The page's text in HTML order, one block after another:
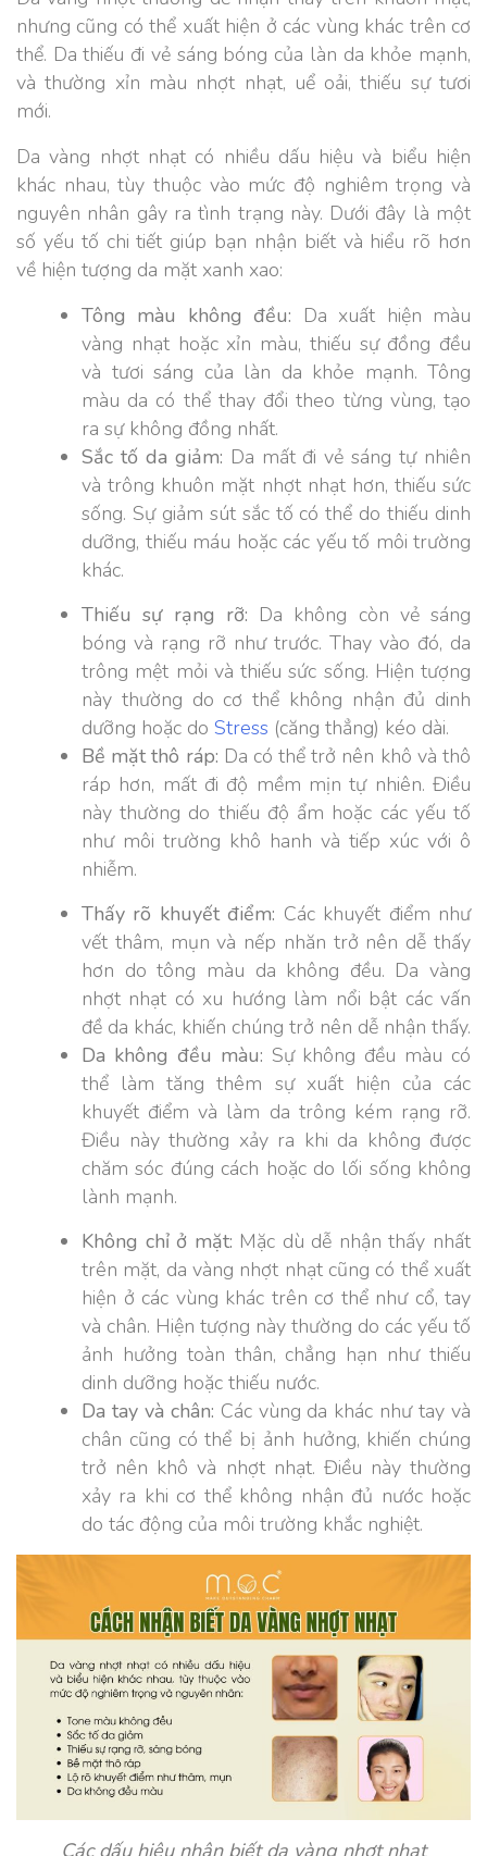
nhưng cũng có thể xuất hiện ở các vùng khác trên cơ
thể. Da thiếu đi vẻ sáng bóng của làn da khỏe mạnh,
và thường xỉn màu nhợt nhạt, uể oải, thiếu sự tươi
mới.
Da vàng nhợt nhạt có nhiều dấu hiệu và biểu hiện
khác nhau, tùy thuộc vào mức độ nghiêm trọng và
nguyên nhân gây ra tình trạng này. Dưới đây là một
số yếu tố chi tiết giúp bạn nhận biết và hiểu rõ hơn
về hiện tượng da mặt xanh xao:
Tông màu không đều: Da xuất hiện màu
vàng nhạt hoặc xỉn màu, thiếu sự đồng đều
và tươi sáng của làn da khỏe mạnh. Tông
màu da có thể thay đổi theo từng vùng, tạo
ra sự không đồng nhất.
Sắc tố da giảm: Da mất đi vẻ sáng tự nhiên
và trông khuôn mặt nhợt nhạt hơn, thiếu sức
sống. Sự giảm sút sắc tố có thể do thiếu dinh
dưỡng, thiếu máu hoặc các yếu tố môi trường
khác.
Thiếu sự rạng rỡ: Da không còn vẻ sáng
bóng và rạng rỡ như trước. Thay vào đó, da
trông mệt mỏi và thiếu sức sống. Hiện tượng
này thường do cơ thể không nhận đủ dinh
dưỡng hoặc do Stress (căng thẳng) kéo dài.
Bề mặt thô ráp: Da có thể trở nên khô và thô
ráp hơn, mất đi độ mềm mịn tự nhiên. Điều
này thường do thiếu độ ẩm hoặc các yếu tố
như môi trường khô hanh và tiếp xúc với ô
nhiễm.
Thấy rõ khuyết điểm: Các khuyết điểm như
vết thâm, mụn và nếp nhăn trở nên dễ thấy
hơn do tông màu da không đều. Da vàng
nhợt nhạt có xu hướng làm nổi bật các vấn
đề da khác, khiến chúng trở nên dễ nhận thấy.
Da không đều màu: Sự không đều màu có
thể làm tăng thêm sự xuất hiện của các
khuyết điểm và làm da trông kém rạng rỡ.
Điều này thường xảy ra khi da không được
chăm sóc đúng cách hoặc do lối sống không
lành mạnh.
Không chỉ ở mặt: Mặc dù dễ nhận thấy nhất
trên mặt, da vàng nhợt nhạt cũng có thể xuất
hiện ở các vùng khác trên cơ thể như cổ, tay
và chân. Hiện tượng này thường do các yếu tố
ảnh hưởng toàn thân, chẳng hạn như thiếu
dinh dưỡng hoặc thiếu nước.
Da tay và chân: Các vùng da khác như tay và
chân cũng có thể bị ảnh hưởng, khiến chúng
trở nên khô và nhợt nhạt. Điều này thường
xảy ra khi cơ thể không nhận đủ nước hoặc
do tác động của môi trường khắc nghiệt.
Các dấu hiệu nhận biết da vàng nhợt nhạt